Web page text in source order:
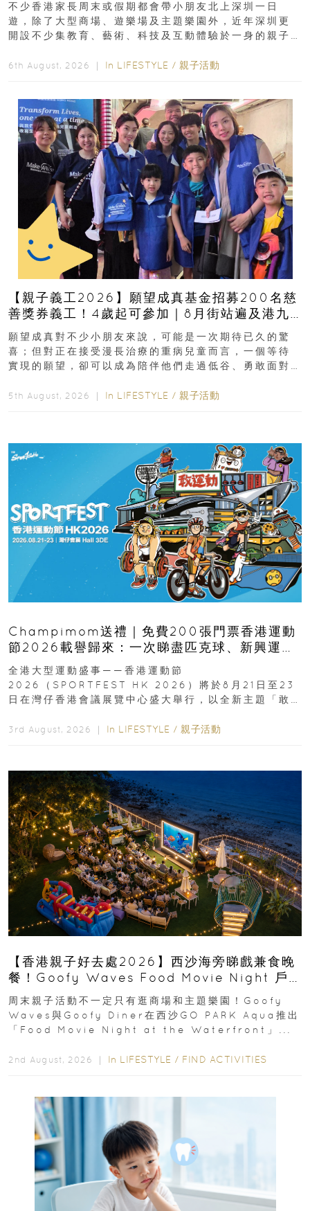
不少香港家長周末或假期都會帶小朋友北上深圳一日
遊，除了大型商場、遊樂場及主題樂園外，近年深圳更
開設不少集教育、藝術、科技及互動體驗於一身的親子
6th August, 2026 ｜ In LIFESTYLE / 親子活動
【親子義工2026】願望成真基金招募200名慈
善獎券義工！4歲起可參加｜8月街站遍及港九
新界
願望成真對不少小朋友來說，可能是一次期待已久的驚
喜；但對正在接受漫長治療的重病兒童而言，一個等待
實現的願望，卻可以成為陪伴他們走過低谷、勇敢面對
5th August, 2026 ｜ In LIFESTYLE / 親子活動
Champimom送禮｜免費200張門票香港運動
節2026載譽歸來：一次睇盡匹克球、新興運
動、街舞比賽＋逾百運動品牌展覽
全港大型運動盛事——香港運動節
2026（SPORTFEST HK 2026）將於8月21日至23
日在灣仔香港會議展覽中心盛大舉行，以全新主題「敢
3rd August, 2026 ｜ In LIFESTYLE / 親子活動
【香港親子好去處2026】西沙海旁睇戲兼食晚
餐！Goofy Waves Food Movie Night 戶
外影院逢週末登場
周末親子活動不一定只有逛商場和主題樂園！Goofy
Waves與Goofy Diner在西沙GO PARK Aqua推出
「Food Movie Night at the Waterfront」...
2nd August, 2026 ｜ In LIFESTYLE / FIND ACTIVITIES